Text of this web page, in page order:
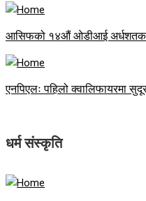
आसिफको १४औं ओडीआई अर्धशतक
एनपिएलः पहिलो क्वालिफायरमा
धर्म संस्कृति